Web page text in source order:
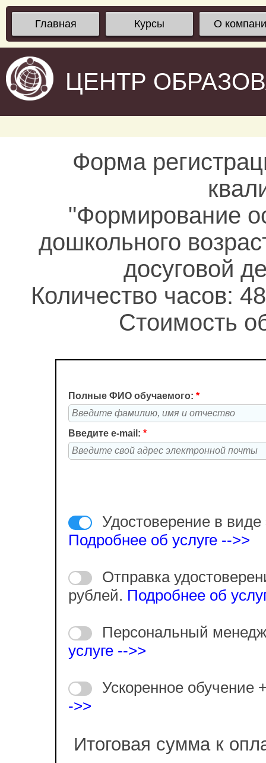
Главная Курсы О
ЦЕНТР
Форма
"Формирование
дошкольного
досуговой
Количество часов:
Стоимость
Полные ФИО обучаемого: *
Введите e-mail: *
Удостоверение в виде
Подробнее об услуге -->>
Отправка
рублей. Подробнее об
Персональный
услуге -->>
Ускоренное обучение
->>
Итоговая сумма к